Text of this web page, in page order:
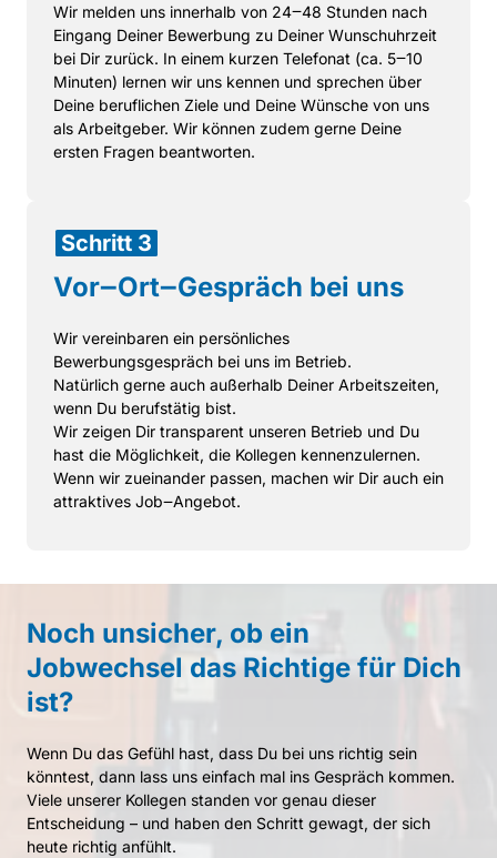
Wir melden uns innerhalb von 24‒48 Stunden
Eingang Deiner Bewerbung zu Deiner
bei Dir zurück. In einem kurzen Telefonat (ca. 5‒
Minuten) lernen wir uns kennen und sprechen
Deine beruflichen Ziele und Deine Wünsche von
als Arbeitgeber. Wir können zudem gerne
ersten Fragen beantworten.
Schritt 3
Vor‒Ort‒Gespräch bei uns
Wir vereinbaren ein
Bewerbungsgespräch bei uns im Betrieb.
Natürlich gerne auch außerhalb Deiner
wenn Du berufstätig bist.
Wir zeigen Dir transparent unseren Betrieb und
hast die Möglichkeit, die Kollegen kennenzulernen.
Wenn wir zueinander passen, machen wir Dir auch
attraktives Job‒Angebot.
Noch unsicher, ob
Jobwechsel das Richtige für
ist?
Wenn Du das Gefühl hast, dass Du bei uns richtig
könntest, dann lass uns einfach mal ins Gespräch
Viele unserer Kollegen standen vor genau
Entscheidung – und haben den Schritt gewagt, der
heute richtig anfühlt.